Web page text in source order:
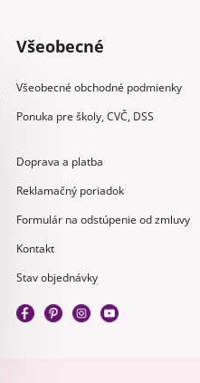
Všeobecné
Všeobecné obchodné podmienky
Ponuka pre školy, CVČ, DSS
Doprava a platba
Reklamačný poriadok
Formulár na odstúpenie od zmluvy
Kontakt
Stav objednávky